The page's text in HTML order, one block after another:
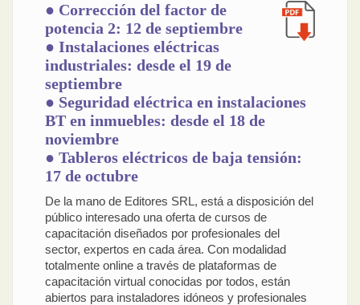
● Corrección del factor de
potencia 2: 12 de septiembre
● Instalaciones eléctricas
industriales: desde el 19 de
septiembre
● Seguridad eléctrica en instalaciones
BT en inmuebles: desde el 18 de
noviembre
● Tableros eléctricos de baja tensión:
17 de octubre
De la mano de Editores SRL, está a disposición del
público interesado una oferta de cursos de
capacitación diseñados por profesionales del
sector, expertos en cada área. Con modalidad
totalmente online a través de plataformas de
capacitación virtual conocidas por todos, están
abiertos para instaladores idóneos y profesionales